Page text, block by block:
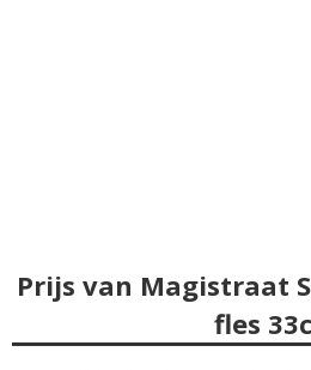
Prijs van Magistraat
fles